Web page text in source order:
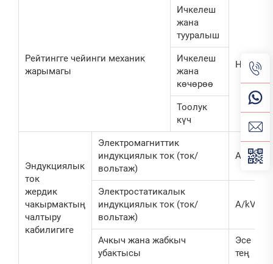
Рейтингге чейинги механик
жарымагы
Ичкелеш
жана
тууралыш
Н
Ичкелеш
жана
көчөрөө
Тоолук
күч
Эндукциялык
ток
жердик
чакырмактың
чалтыру
кабилигиге
Электромагниттик
индукциялык ток (ток/
вольтаж)
A/kV
Электростатикалык
индукциялык ток (ток/
вольтаж)
A/kV
Ачкыч жана жабкыч
убактысы
Эсе
тең